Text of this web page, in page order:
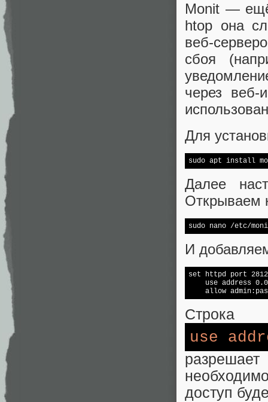
Monit — ещё
htop она
веб-
сбоя
через веб-
Для
sudo apt install
Далее
Открываем
sudo nano /etc/
И
set httpd port
use address
allow
Строка
use
доступ